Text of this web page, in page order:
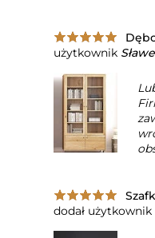
użytkownik
dodał użytkownik